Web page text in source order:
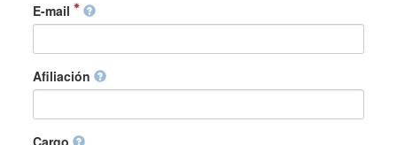
E-mail
Afiliación
Cargo